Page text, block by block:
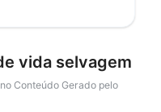
vida selvagem
Conteúdo Gerado pelo